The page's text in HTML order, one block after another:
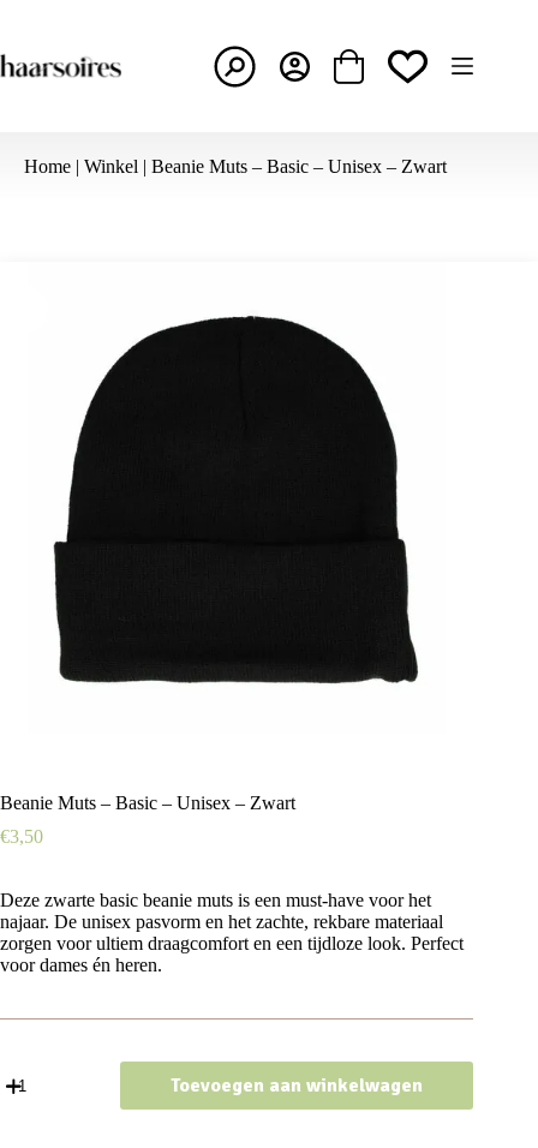
de
inhoud
Winkelwagen
Home | Winkel | Beanie Muts – Basic – Unisex – Zwart
Beanie Muts – Basic – Unisex – Zwart
€3,50
Deze zwarte basic beanie muts is een must-have voor het
najaar. De unisex pasvorm en het zachte, rekbare materiaal
zorgen voor ultiem draagcomfort en een tijdloze look. Perfect
voor dames én heren.
Muts
Toevoegen aan winkelwagen